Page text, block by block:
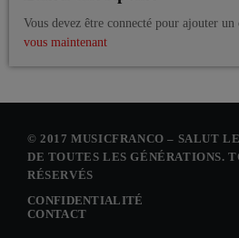
Vous devez être connecté pour ajouter un
vous maintenant
© 2017 MUSICFRANCO – SALUT
DE TOUTES LES GÉNÉRATIONS.
RÉSERVÉS
CONFIDENTIALITÉ
CONTACT